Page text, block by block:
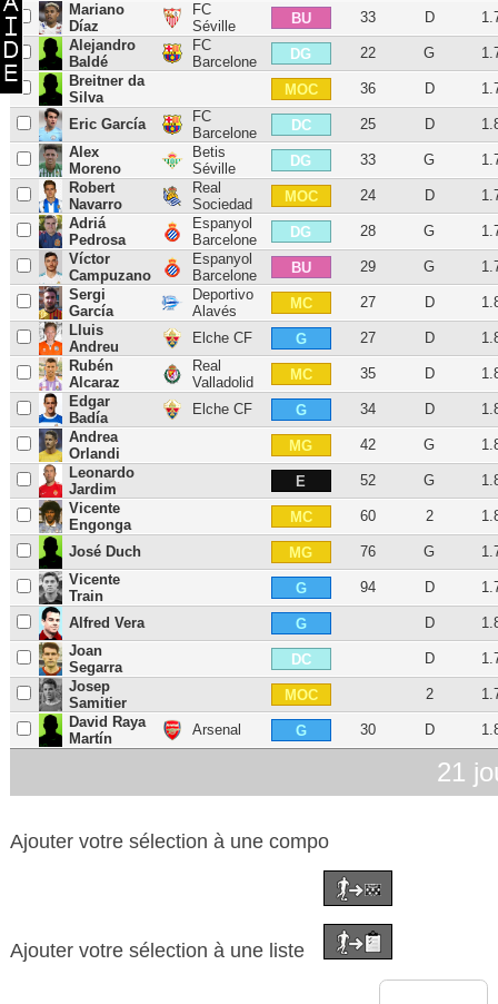
Mariano
Díaz
FC
Séville
BU 33 D
Alejandro
Baldé
FC
Barcelone
DG 22 G
Breitner da
Silva
MOC 36 D
Eric García
FC
Barcelone
DC 25 D
Alex
Moreno
Betis
Séville
DG 33 G
Robert
Navarro
Real
Sociedad
MOC 24 D
Adriá
Pedrosa
Espanyol
Barcelone
DG 28 G
Víctor
Campuzano
Espanyol
Barcelone
BU 29 G
Sergi
García
Deportivo
Alavés
MC 27 D
Lluis
Andreu
Elche CF G 27 D
Rubén
Alcaraz
Real
Valladolid
MC 35 D
Edgar
Badía
Elche CF G 34 D
Andrea
Orlandi
MG 42 G
Leonardo
Jardim
E 52 G
Vicente
Engonga
MC 60 2
José Duch MG 76 G
Vicente
Train
G 94 D
Alfred Vera G D
Joan
Segarra
DC D
Josep
Samitier
MOC 2
David Raya
Martín
Arsenal G 30 D
21
Ajouter votre sélection à une compo
Ajouter votre sélection à une liste